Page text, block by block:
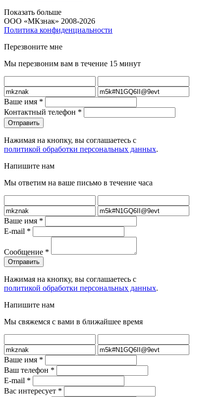
Показать больше
ООО «МКзнак» 2008-2026
Политика конфиденциальности
Перезвоните мне
Мы перезвоним вам в течение 15 минут
Ваше имя *
Контактный телефон *
Нажимая на кнопку, вы соглашаетесь с
политикой обработки персональных данных.
Напишите нам
Мы ответим на ваше письмо в течение часа
Ваше имя *
E-mail *
Сообщение *
Нажимая на кнопку, вы соглашаетесь с
политикой обработки персональных данных.
Напишите нам
Мы свяжемся с вами в ближайшее время
Ваше имя *
Ваш телефон *
E-mail *
Вас интересует *